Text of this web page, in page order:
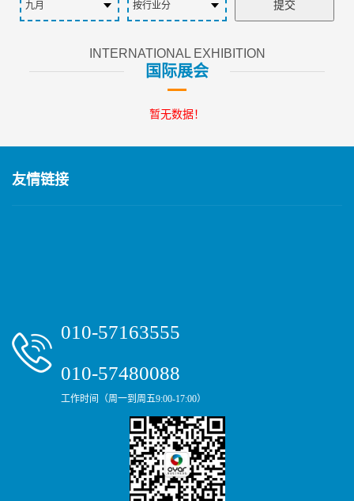
INTERNATIONAL EXHIBITION
国际展会
暂无数据！
友情链接
010-57163555
010-57480088
工作时间（周一到周五9:00-17:00）